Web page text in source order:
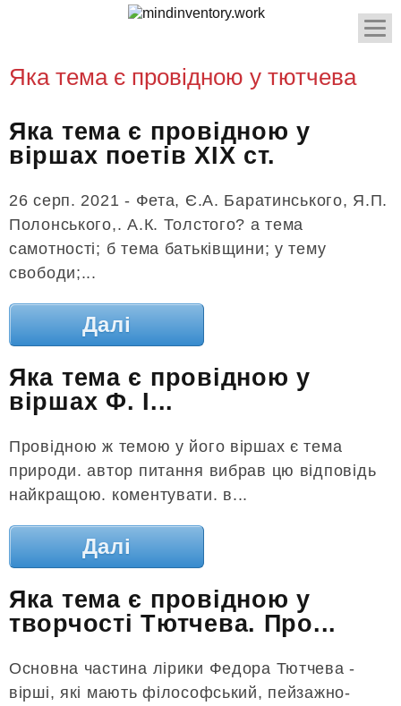
Яка тема є провідною у тютчева
Яка тема є провідною у
віршах поетів XIX ст.
26 серп. 2021 - Фета, Є.А. Баратинського, Я.П.
Полонського,. А.К. Толстого? а тема
самотності; б тема батьківщини; у тему
свободи;...
Далі
Яка тема є провідною у
віршах Ф. І...
Провідною ж темою у його віршах є тема
природи. автор питання вибрав цю відповідь
найкращою. коментувати. в...
Далі
Яка тема є провідною у
творчості Тютчева. Про...
Основна частина лірики Федора Тютчева -
вірші, які мають філософський, пейзажно-